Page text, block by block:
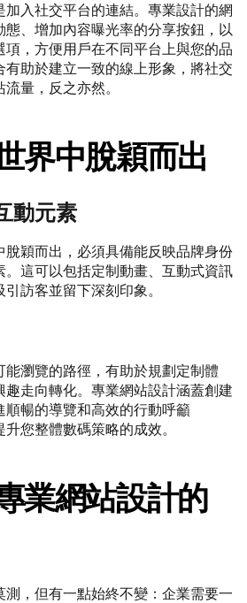
入社交平台的連結。專業設計的網
、增加內容曝光率的分享按鈕，以
項，方便用戶在不同平台上與您的品
有助於建立一致的線上形象，將社交
量，反之亦然。
界中脫穎而出
動元素
脫穎而出，必須具備能反映品牌身份
。這可以包括定制動畫、互動式資訊
訪客並留下深刻印象。
能瀏覽的路徑，有助於規劃定制體
走向轉化。專業網站設計涵蓋創建
暢的導覽和高效的行動呼籲
升您整體數碼策略的成效。
業網站設計的
，但有一點始終不變：企業需要一